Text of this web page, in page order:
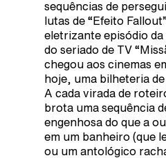
sequências de
lutas de “Efeito
eletrizante episódio
do seriado de TV
chegou aos cinemas
hoje, uma bilheteria
A cada virada de
brota uma sequência
engenhosa do que a
em um banheiro (que
ou um antológico